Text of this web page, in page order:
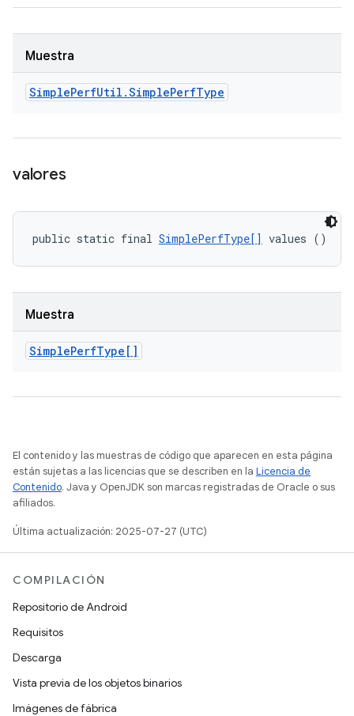
Muestra
SimplePerfUtil .SimplePerfType
valores
public static final SimplePerfType[] values ()
Muestra
SimplePerfType[]
El contenido y las muestras de código que aparecen en esta página
están sujetas a las licencias que se describen en la Licencia de
Contenido. Java y OpenJDK son marcas registradas de Oracle o sus
afiliados.
Última actualización: 2025-07-27 (UTC)
COMPILACIÓN
Repositorio de Android
Requisitos
Descarga
Vista previa de los objetos binarios
Imágenes de fábrica